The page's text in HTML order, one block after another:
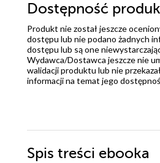
Dostępność
Produkt nie został jeszcze
dostępu lub nie podano żadnych
dostępu lub są one
Wydawca/Dostawca jeszcze nie
walidacji produktu lub nie
informacji na temat jego
Spis treści ebooka